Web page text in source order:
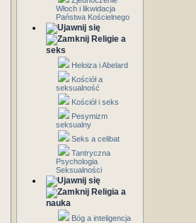
Włoch i likwidacja
Państwa Kościelnego
Religie a
seks
Heloiza i Abelard
Kościół a
seksualność
Kościół i seks
Pesymizm
seksualny
Seks a celibat
Tantryczna
Psychologia
Seksualności
Religia a
nauka
Bóg a inteligencja